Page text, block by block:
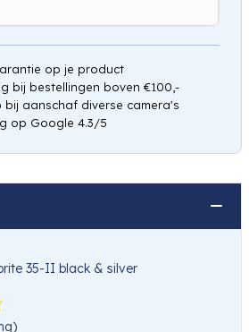
mij op de hoogte
op je product
bij bestellingen boven €100,-
bij aanschaf diverse camera's
op Google 4.3/5
35-II black & silver